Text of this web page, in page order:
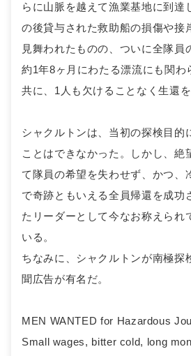
らに山脈を越えて漁業基地に到達
の後貸与された救助船の損傷や接
見舞われたものの、ついに全隊員
約1年8ヶ月にわたる漂流にも関わ
共に、1人も欠けることなく生還を
シャクルトンは、当初の探検目的
ことはできなかった。しかし、絶
て隊員の希望を失わせず、かつ、
で奇跡ともいえる全員帰還を成功
たリーダーとして今なお称えられ
いる。
ちなみに、シャクルトンが南極探
聞広告が有名だ。
MEN WANTED for Hazardous
Small wages, bitter cold, long